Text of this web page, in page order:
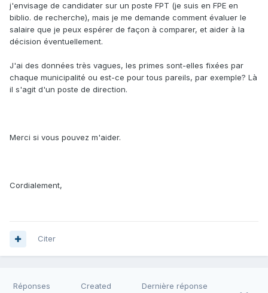
j'envisage de candidater sur un poste FPT (je suis en FPE en
biblio. de recherche), mais je me demande comment évaluer le
salaire que je peux espérer de façon à comparer, et aider à la
décision éventuellement.
J'ai des données très vagues, les primes sont-elles fixées par
chaque municipalité ou est-ce pour tous pareils, par exemple? Là
il s'agit d'un poste de direction.
Merci si vous pouvez m'aider.
Cordialement,
Citer
Réponses Created Dernière réponse